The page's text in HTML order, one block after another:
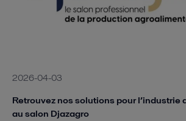
2026-04-03
Retrouvez nos solutions pour l’industrie
au salon Djazagro